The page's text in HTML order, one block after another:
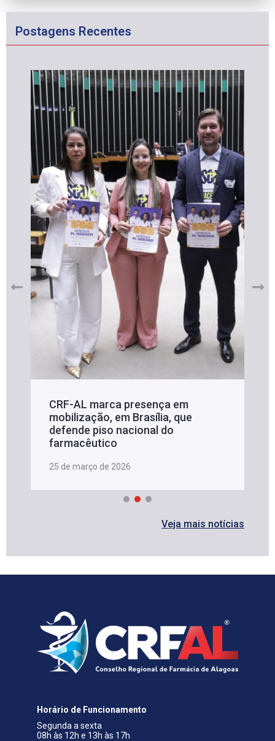
Postagens Recentes
CRF-AL marca presença em
mobilização, em Brasília, que
defende piso nacional do
farmacêutico
25 de março de 2026
Veja mais notícias
Horário de Funcionamento
Segunda a sexta
08h às 12h e 13h às 17h